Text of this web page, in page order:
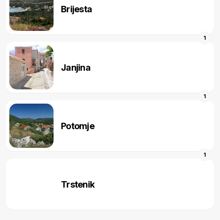
Brijesta
Janjina
1
Potomje
1
Trstenik
1